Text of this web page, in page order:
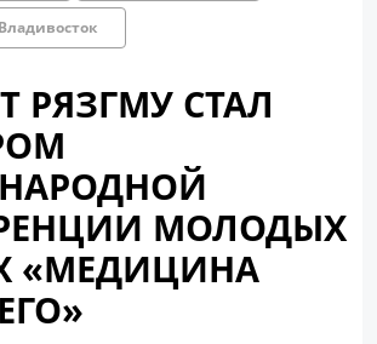
Владивосток
РЯЗГМУ СТАЛ
МОЛОДЫХ
«МЕДИЦИНА